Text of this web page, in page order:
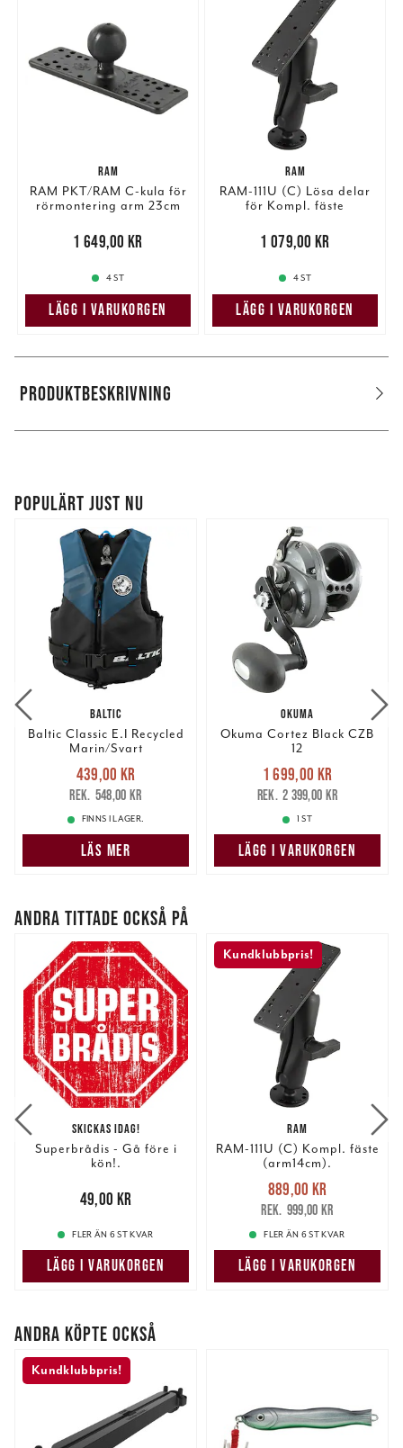
RAM
RAM PKT/RAM C-kula för
rörmontering arm 23cm
1 649,00 kr
1 649,00 kr
4 ST
LÄGG I VARUKORGEN
RAM
RAM-111U (C) Lösa delar
för Kompl. fäste
1 079,00 kr
1 079,00 kr
4 ST
LÄGG I VARUKORGEN
PRODUKTBESKRIVNING
POPULÄRT JUST NU
BALTIC
Baltic Classic E.I Recycled
Marin/Svart
Nuvarande pris
439,00 krTidigare pris
548,00 kr
439,00 kr
548,00 kr
FINNS I LAGER.
LÄS MER
OKUMA
Okuma Cortez Black CZB
12
Nuvarande pris
1 699,00 krTidigare pris
2 399,00 kr
1 699,00 kr
2 399,00 kr
1 ST
LÄGG I VARUKORGEN
ANDRA TITTADE OCKSÅ PÅ
SKICKAS IDAG!
Superbrådis - Gå före i
kön!.
49,00 kr
49,00 kr
FLER ÄN 6 ST KVAR
LÄGG I VARUKORGEN
Kundklubbpris!
RAM
RAM-111U (C) Kompl. fäste
(arm14cm).
Nuvarande pris
889,00 krTidigare pris
999,00 kr
889,00 kr
999,00 kr
FLER ÄN 6 ST KVAR
LÄGG I VARUKORGEN
ANDRA KÖPTE OCKSÅ
Kundklubbpris!